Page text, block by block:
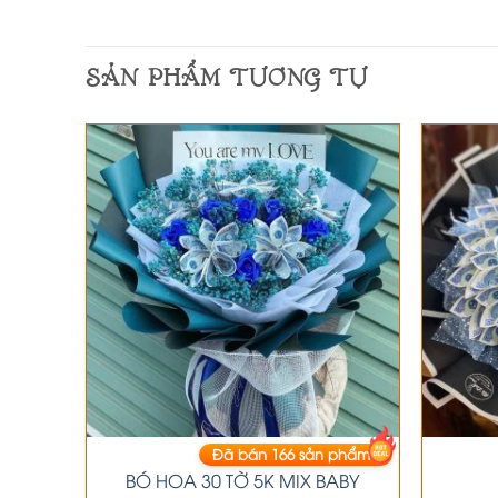
SẢN PHẨM TƯƠNG TỰ
HOA TIỀN
BÓ HOA 30 TỜ 5K MIX BABY
Đã bán166sản phẩm